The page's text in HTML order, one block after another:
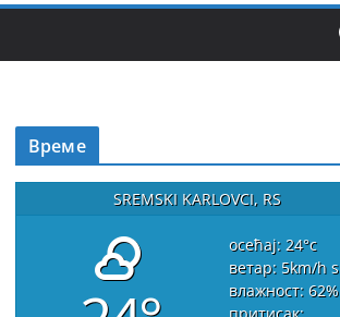
Време
SREMSKI KARLOVCI, RS
осећај: 24°c
ветар: 5km/hs
влажност: 62%